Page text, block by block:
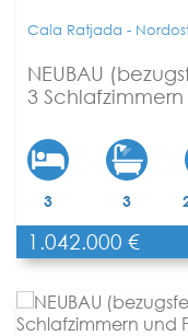
Cala Ratjada -
NEUBAU
3
3 3
1.042.000 €
Teilen
[shariff
Privatpool"
url="https://
3/"]